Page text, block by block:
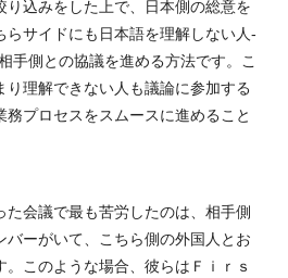
り込みをした上で、日本側の総意を
サイドにも日本語を理解しない人‐
手側との協議を進める方法です。こ
理解できない人も議論に参加する
プロセスをスムースに進めること
会議で最も苦労したのは、相手側
バーがいて、こちら側の外国人とお
このような場合、彼らはＦｉｒｓ